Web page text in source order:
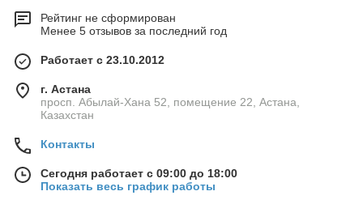
Рейтинг не сформирован
Менее 5 отзывов за последний год
Работает с 23.10.2012
г. Астана
просп. Абылай-Хана 52, помещение 22, Астана,
Казахстан
Контакты
Сегодня работает с 09:00 до 18:00
Показать весь график работы